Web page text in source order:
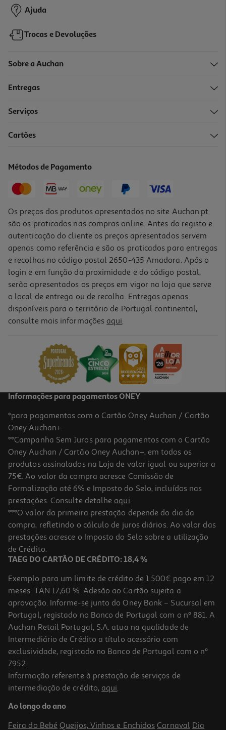
Comida Húmida Cão Petfield Vaca E Melão 400g
Comida Húmida Cão Petfield Frango E Ananás 400g
7.48 €/Kg
2,99 €
Comida Húmida Cão Petfield Salmão E Mirtilo 400g
7.48 €/Kg
Ajuda
Trocas e Devoluções
Sobre a Auchan
Entregas
Serviços
Cartões
Métodos de Pagamento
Os preços dos produtos apresentados no site Auchan.pt
são os praticados nas compras online. Antes do registo e
autenticação do cliente os preços apresentados servem
apenas como referência e são os praticados para entregas
e recolhas no código postal 2650-435 Amadora. Após o
login e em função da proximidade e do código postal,
serão apresentados os preços em vigor na loja que serve
o local de entrega ou de recolha. Entregas apenas
disponíveis para o território de Portugal continental,
consulte mais informações aqui.
Informações para pagamentos ONEY
*para pagamentos com o Cartão Oney Auchan / Cartão
Oney Auchan+.
**Campanha Sem Juros para pagamentos com o Cartão
Oney Auchan / Cartão Oney Auchan+, em todos os
produtos assinalados na Loja de valor igual ou superior a
75€. Ao valor da compra acresce Comissão de
Formalização até 6% e Imposto do Selo, incluídos nas
prestações. Consulte detalhe aqui.
***O valor da primeira prestação depende do dia da
compra, refletindo o cálculo de juros diários. Ao valor das
prestações acresce o Imposto do Selo sobre a utilização
de Crédito.
TAEG DO CARTÃO DE CRÉDITO: 18,4 %
Exemplo para um limite de crédito de 1.500€ pago em 12
meses. TAN 17,60 %. Adesão ao Cartão sujeita a
aprovação. Informe-se junto do Oney Bank – Sucursal em
Portugal, registado no Banco de Portugal com o nº 881. A
Auchan Retail Portugal, S.A. atua na qualidade de
Intermediário de Crédito a título acessório com
exclusividade, registado no Banco de Portugal com o nº
7952.
Informação referente à prestação de serviços de
intermediação de crédito, aqui.
Ao longo do ano
Feira do Bebé Queijos, Vinhos e Enchidos Carnaval Dia